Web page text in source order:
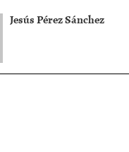
Jesús Pérez Sánchez